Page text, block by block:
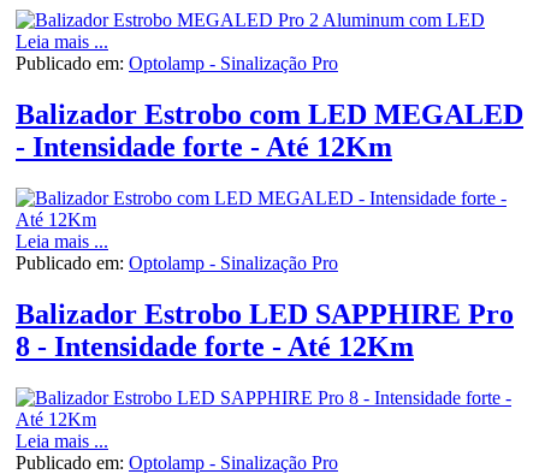
Leia mais ...
Publicado em: Optolamp - Sinalização Pro
Balizador Estrobo com LED MEGALED
- Intensidade forte - Até 12Km
Leia mais ...
Publicado em: Optolamp - Sinalização Pro
Balizador Estrobo LED SAPPHIRE Pro
8 - Intensidade forte - Até 12Km
Leia mais ...
Publicado em: Optolamp - Sinalização Pro